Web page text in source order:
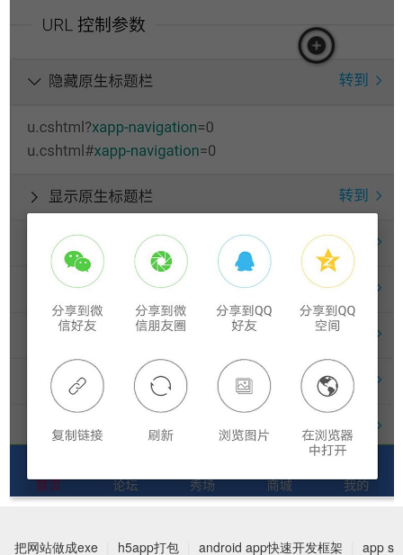
把网站做成exe h5app打包 android app快速开发框架 app s